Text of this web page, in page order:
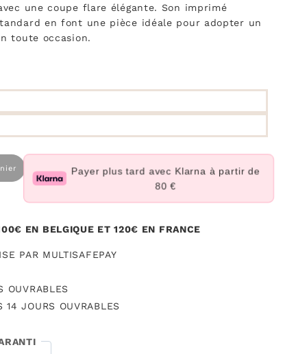
une coupe flare élégante. Son imprimé
en font une pièce idéale pour adopter un
toute occasion.
Payer plus tard avec Klarna à partir de
80 €
EN BELGIQUE ET 120€ EN FRANCE
PAR MULTISAFEPAY
OUVRABLES
14 JOURS OUVRABLES